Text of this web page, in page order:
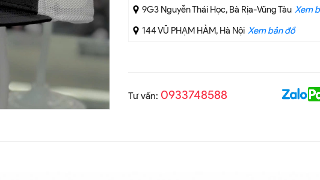
9G3 Nguyễn Thái Học, Bà Rịa-Vũng Tàu Xem
144 VŨ PHẠM HÀM, Hà Nội Xem bản đồ
Tư vấn: 0933748588